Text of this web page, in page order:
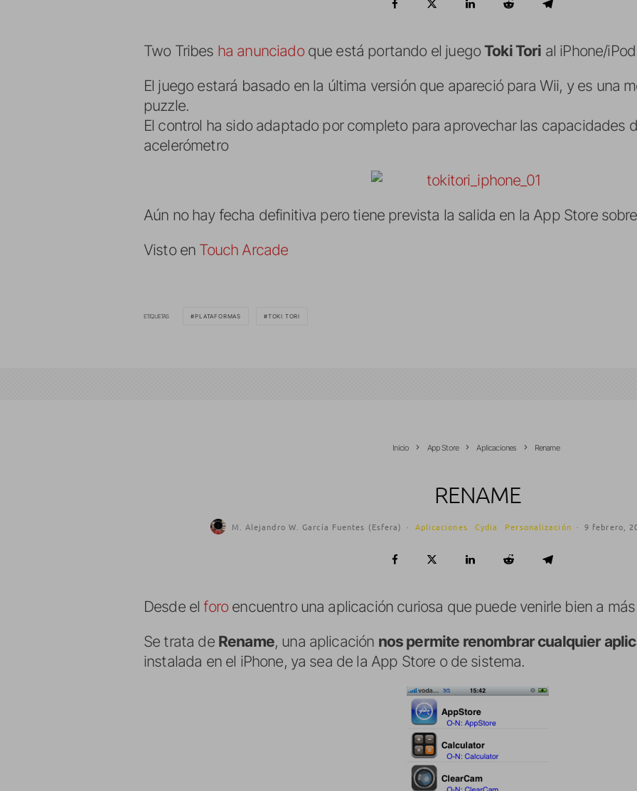
Two Tribes ha anunciadoque está portando el juegoToki Tori al iPhone/
El juego estará basado en la última versión que apareció para Wii, y es una
puzzle.
El control ha sido adaptado por completo para aprovechar las capacidades
acelerómetro
Aún no hay fecha definitiva pero tiene prevista la salida en la App Store
Visto en Touch Arcade
ETIQUETAS PLATAFORMAS TOKI TORI
Inicio App Store Aplicaciones Rename
RENAME
M. Alejandro W. García Fuentes (Esfera) · Aplicaciones Cydia Personalización · 9 febrero,
Desde el foroencuentro una aplicación curiosa que puede venirle bien a
Se trata de Rename, una aplicación nos permite renombrar cualquier
instalada en el iPhone, ya sea de la App Store o de sistema.